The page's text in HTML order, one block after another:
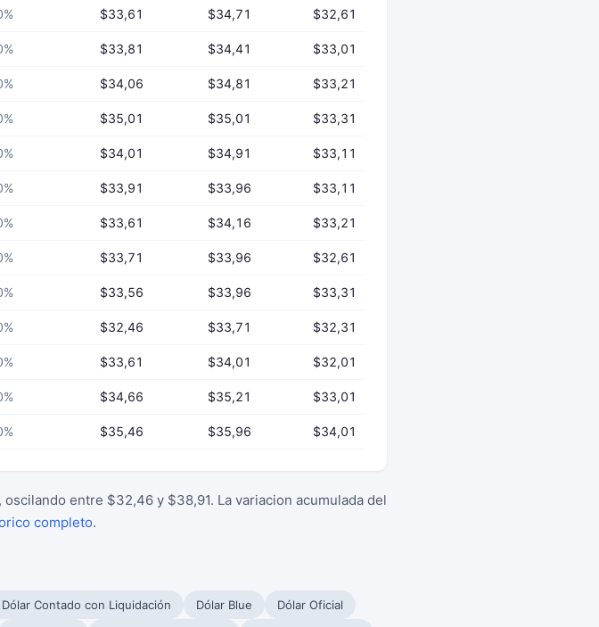
$33,61 $34,71 $32,61
$33,81 $34,41 $33,01
$34,06 $34,81 $33,21
$35,01 $35,01 $33,31
$34,01 $34,91 $33,11
$33,91 $33,96 $33,11
$33,61 $34,16 $33,21
$33,71 $33,96 $32,61
$33,56 $33,96 $33,31
$32,46 $33,71 $32,31
$33,61 $34,01 $32,01
$34,66 $35,21 $33,01
$35,46 $35,96 $34,01
entre $32,46 y $38,91. La variacion acumulada del
completo.
Dólar Contado con Liquidación Dólar Blue
Dólar Oficial